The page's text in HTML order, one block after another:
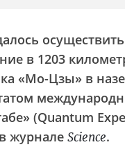
в 1203
«Мо-Цзы» в
(Quantum
в журнале Science.